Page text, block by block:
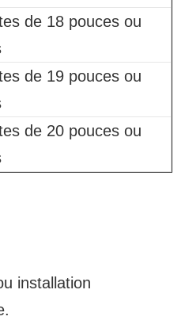
de 18 pouces ou
de 19 pouces ou
de 20 pouces ou
installation